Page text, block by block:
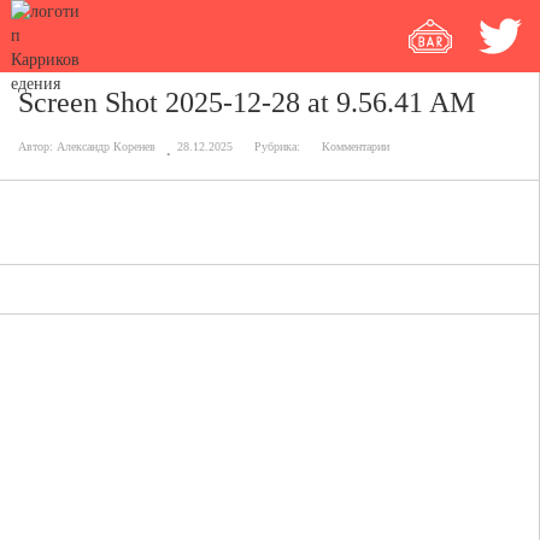
Screen Shot 2025-12-28 at 9.56.41 AM
Автор: Александр Коренев 28.12.2025 Рубрика: Комментарии